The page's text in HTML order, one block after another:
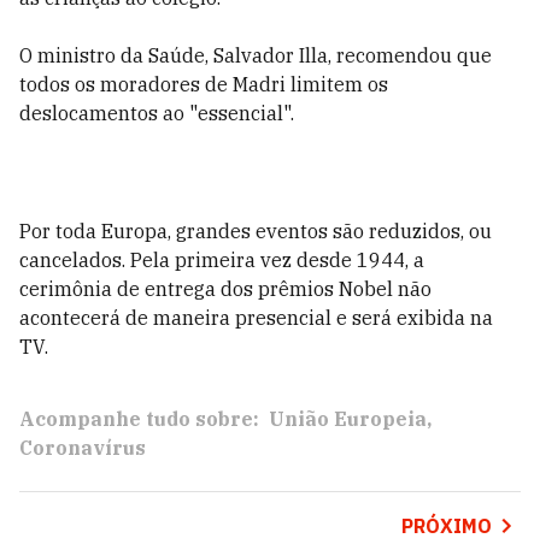
O ministro da Saúde, Salvador Illa, recomendou que
todos os moradores de Madri limitem os
deslocamentos ao "essencial".
Por toda Europa, grandes eventos são reduzidos, ou
cancelados. Pela primeira vez desde 1944, a
cerimônia de entrega dos prêmios Nobel não
acontecerá de maneira presencial e será exibida na
TV.
Acompanhe tudo sobre: União Europeia
Coronavírus
PRÓXIMO